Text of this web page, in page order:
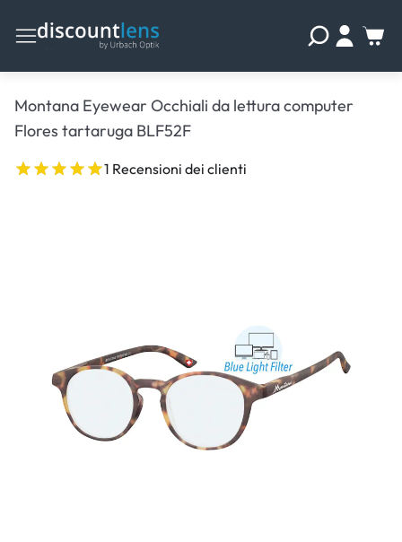
Montana Eyewear Occhiali da lettura computer
Flores tartaruga BLF52F
1 Recensioni dei clienti